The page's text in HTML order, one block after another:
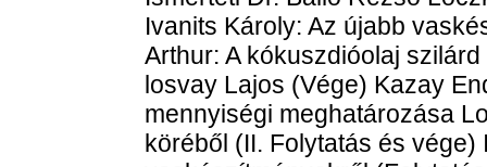
Ivanits Károly: Az újabb
Arthur: A kókuszdióolaj
losvay Lajos (Vége) Kazay
mennyiségi meghatározása
köréből (II. Folytatás és vége)